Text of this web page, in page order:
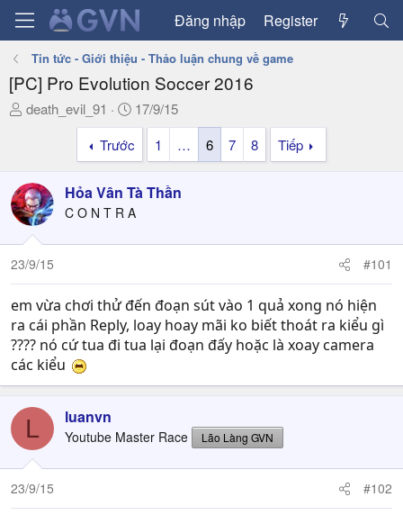
Đăng nhập Register
Tin tức - Giới thiệu - Thảo luận chung về game
[PC] Pro Evolution Soccer 2016
T
a
d
s
t
a
e
death_evil_91
N
g
y
g
ử
i
17/9/15
Trước
1 … 6 7 8 Tiếp
Hỏa Vân Tà Thần
C O N T R A
23/9/15 #101
em vừa chơi thử đến đoạn sút vào 1 quả xong nó hiện
ra cái phần Reply, loay hoay mãi ko biết thoát ra kiểu gì
???? nó cứ tua đi tua lại đoạn đấy hoặc là xoay camera
các kiểu
L luanvn
Youtube Master Race Lão Làng GVN
23/9/15 #102